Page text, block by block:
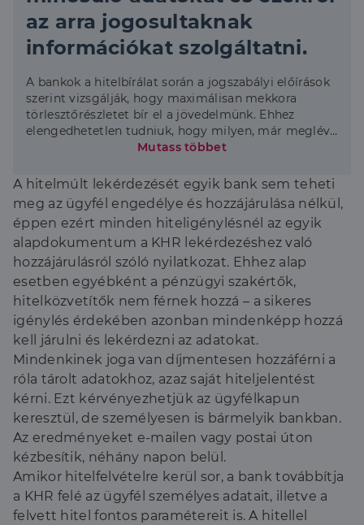
az arra jogosultaknak
információkat szolgáltatni.
A bankok a hitelbírálat során a jogszabályi előírások
szerint vizsgálják, hogy maximálisan mekkora
törlesztőrészletet bír el a jövedelmünk. Ehhez
elengedhetetlen tudniuk, hogy milyen, már meglévő
hitelekkel rendelkezünk. Az új hitel törlesztésének
törvényben meghatározott keretekbe. A jelenlegi
hiteleink adatain kívül a KHR tájékoztatást nyújt
arról is, hogy ezek törlesztését szerződés szerint
teljesítettük-e az eddigiekben. Ezek alapján tudja a
bank meghatározni, hogy az újabb hitelkihelyezés
mekkora kockázatot jelent.” – mondta el Fülöp
Krisztián, a Credipass magyarországi vezetője.
Mutass többet
A hitelmúlt lekérdezését egyik bank sem teheti
meg az ügyfél engedélye és hozzájárulása nélkül,
éppen ezért minden hiteligénylésnél az egyik
alapdokumentum a KHR lekérdezéshez való
hozzájárulásról szóló nyilatkozat. Ehhez alap
esetben egyébként a pénzügyi szakértők,
hitelközvetítők nem férnek hozzá – a sikeres
igénylés érdekében azonban mindenképp hozzá
kell járulni és lekérdezni az adatokat.
Mindenkinek joga van díjmentesen hozzáférni a
róla tárolt adatokhoz, azaz saját hiteljelentést
kérni. Ezt kérvényezhetjük az ügyfélkapun
keresztül, de személyesen is bármelyik bankban.
Az eredményeket e-mailen vagy postai úton
kézbesítik, néhány napon belül.
Amikor hitelfelvételre kerül sor, a bank továbbítja
a KHR felé az ügyfél személyes adatait, illetve a
felvett hitel fontos paramétereit is. A hitellel